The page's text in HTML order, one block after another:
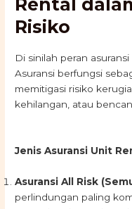
Risiko
Di sinilah peran
Asuransi berfungsi
memitigasi risiko
kehilangan, atau
Jenis Asuransi Unit
Asuransi All Risk
perlindungan paling